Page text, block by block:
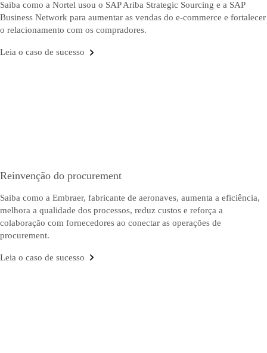
Saiba como a Nortel usou o SAP Ariba Strategic Sourcing e a SAP
Business Network para aumentar as vendas do e-commerce e fortalecer
o relacionamento com os compradores.
Leia o caso de sucesso
Reinvenção do procurement
Saiba como a Embraer, fabricante de aeronaves, aumenta a eficiência,
melhora a qualidade dos processos, reduz custos e reforça a
colaboração com fornecedores ao conectar as operações de
procurement.
Leia o caso de sucesso